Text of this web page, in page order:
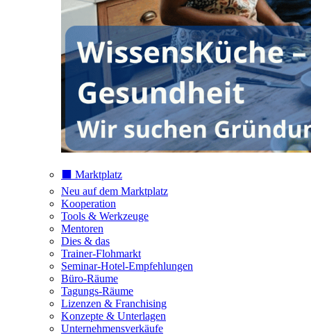
⬛️ Marktplatz
Neu auf dem Marktplatz
Kooperation
Tools & Werkzeuge
Mentoren
Dies & das
Trainer-Flohmarkt
Seminar-Hotel-Empfehlungen
Büro-Räume
Tagungs-Räume
Lizenzen & Franchising
Konzepte & Unterlagen
Unternehmensverkäufe